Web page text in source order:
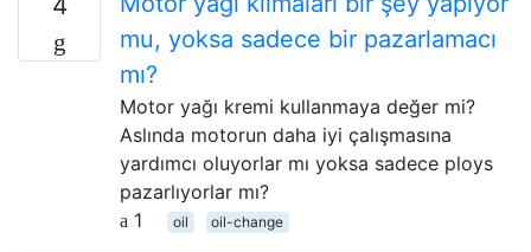
mu, yoksa sadece bir pazarlamacı
mı?
Motor yağı kremi kullanmaya değer mi?
Aslında motorun daha iyi çalışmasına
yardımcı oluyorlar mı yoksa sadece ploys
pazarlıyorlar mı?
1
oil oil-change